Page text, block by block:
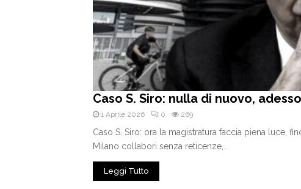
Caso S. Siro: nulla di nuovo,
1 Aprile 2026 0 269
Caso S. Siro: ora la magistratura faccia piena luce,
Milano collabori senza reticenze,...
Leggi Tutto